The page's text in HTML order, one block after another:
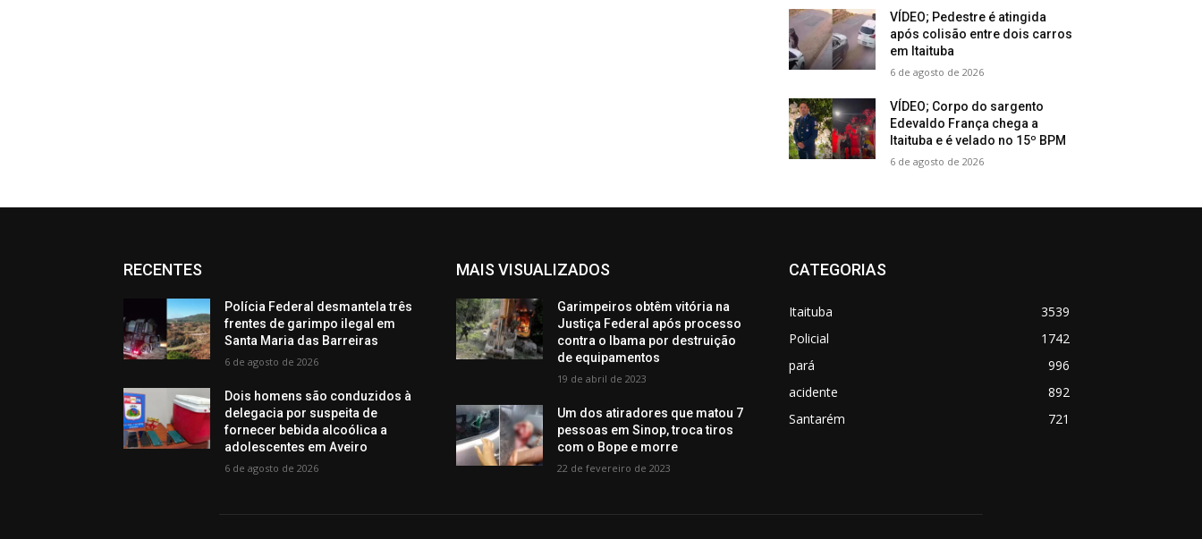
VÍDEO; Pedestre é atingida
após colisão entre dois carros
em Itaituba
6 de agosto de 2026
VÍDEO; Corpo do sargento
Edevaldo França chega a
Itaituba e é velado no 15º BPM
6 de agosto de 2026
RECENTES
Polícia Federal desmantela três
frentes de garimpo ilegal em
Santa Maria das Barreiras
6 de agosto de 2026
Dois homens são conduzidos à
delegacia por suspeita de
fornecer bebida alcoólica a
adolescentes em Aveiro
6 de agosto de 2026
MAIS VISUALIZADOS
Garimpeiros obtêm vitória na
Justiça Federal após processo
contra o Ibama por destruição
de equipamentos
19 de abril de 2023
Um dos atiradores que matou 7
pessoas em Sinop, troca tiros
com o Bope e morre
22 de fevereiro de 2023
CATEGORIAS
Itaituba
3539
Policial
1742
pará
996
acidente
892
Santarém
721